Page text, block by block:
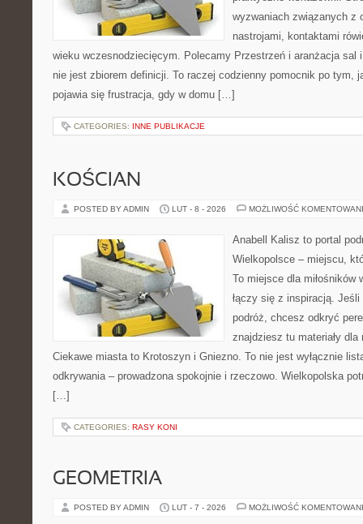
wyzwaniach związanych z
nastrojami, kontaktami
wieku wczesnodziecięcym. Polecamy Przestrzeń i aranżacja sal
nie jest zbiorem definicji. To raczej codzienny pomocnik po tym,
pojawia się frustracja, gdy w domu […]
CATEGORIES: INNE PUBLIKACJE
KOŚCIAN
POSTED BY ADMIN LUT - 8 - 2026 MOŻLIWOŚĆ
Anabell Kalisz to portal
Wielkopolsce – miejscu,
To miejsce dla miłośników
łączy się z inspiracją.
podróż, chcesz odkryć
znajdziesz tu materiały
Ciekawe miasta to Krotoszyn i Gniezno. To nie jest wyłącznie
odkrywania – prowadzona spokojnie i rzeczowo. Wielkopolska
[…]
CATEGORIES: RASY KONI
GEOMETRIA
POSTED BY ADMIN LUT - 7 - 2026 MOŻLIWOŚĆ